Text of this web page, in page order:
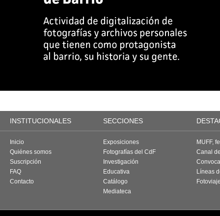
INSTITUCIONALES SECCIONES
Inicio
Quiénes somos
Suscripción
FAQ
Contacto
Exposiciones
Fotografías del CdF
Investigación
Educativa
Catálogo
Mediateca
MUFF,
Canal
Líneas